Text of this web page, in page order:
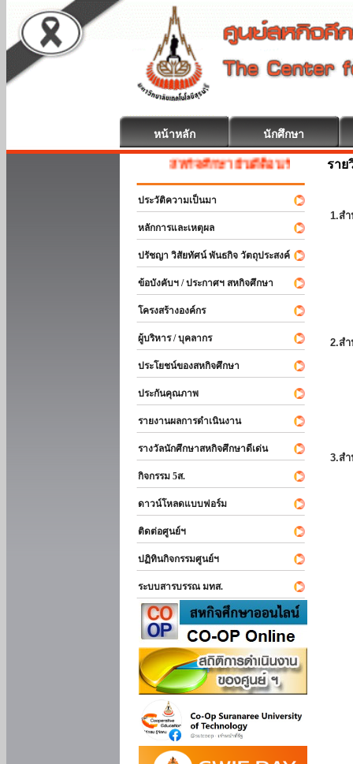
หน้าหลัก นักศึกษา
สหกิจศึกษา ยินดีต้อนรับ
ประวัติความเป็นมา
หลักการและเหตุผล
ปรัชญา วิสัยทัศน์ พันธกิจ วัตถุประสงค์
ข้อบังคับฯ / ประกาศฯ สหกิจศึกษา
โครงสร้างองค์กร
ผู้บริหาร / บุคลากร
ประโยชน์ของสหกิจศึกษา
ประกันคุณภาพ
รายงานผลการดำเนินงาน
รางวัลนักศึกษาสหกิจศึกษาดีเด่น
กิจกรรม 5ส.
ดาวน์โหลดแบบฟอร์ม
ติดต่อศูนย์ฯ
ปฏิทินกิจกรรมศูนย์ฯ
ระบบสารบรรณ มทส.
ราย
1.ส
2.ส
3.ส